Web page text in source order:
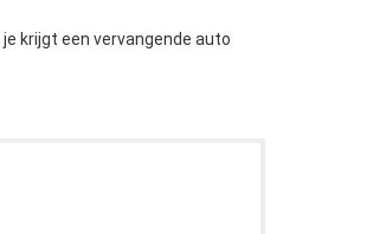
krijgt een vervangende auto